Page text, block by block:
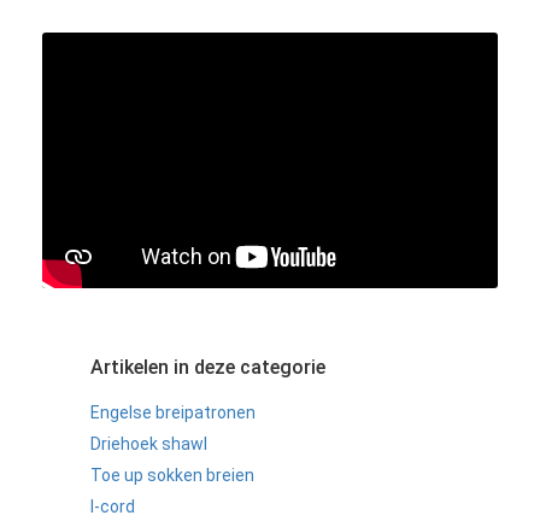
Artikelen in deze categorie
Engelse breipatronen
Driehoek shawl
Toe up sokken breien
I-cord